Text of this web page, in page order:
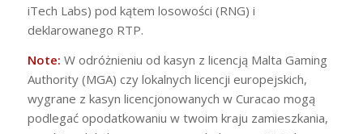
iTech Labs) pod kątem losowości (RNG) i
deklarowanego RTP.
Note: W odróżnieniu od kasyn z licencją Malta Gaming
Authority (MGA) czy lokalnych licencji europejskich,
wygrane z kasyn licencjonowanych w Curacao mogą
podlegać opodatkowaniu w twoim kraju zamieszkania,